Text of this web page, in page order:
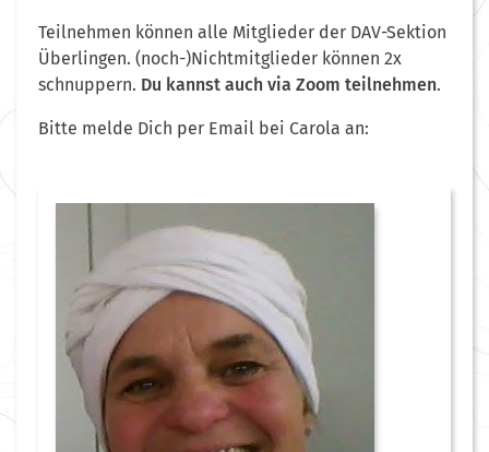
Teilnehmen können alle Mitglieder der DAV-Sektion
Überlingen. (noch-)Nichtmitglieder können 2x
schnuppern. Du kannst auch via Zoom teilnehmen.
Bitte melde Dich per Email bei Carola an: